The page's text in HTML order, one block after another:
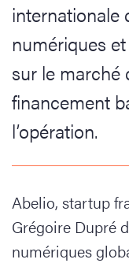
internationale
numériques
sur le marché
financement
l’opération.
Abelio, startup
Grégoire Dupré
numériques